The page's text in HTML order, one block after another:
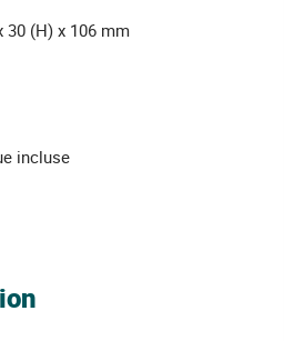
30 (H) x 106 mm
incluse